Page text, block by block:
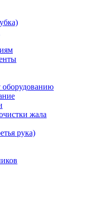
оборудованию
жала
рука)